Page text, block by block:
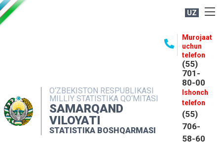
UZ
O‘ZBEKISTON RESPUBLIKASI
MILLIY STATISTIKA QO‘MITASI
SAMARQAND
VILOYATI
STATISTIKA BOSHQARMASI
Murojaat
uchun
telefon
(55)
701-
80-00
Ishonch
telefon
(55)
706-
58-60
MATBUOT XIZMATI
MUROJAATLAR
KONTAKTLAR